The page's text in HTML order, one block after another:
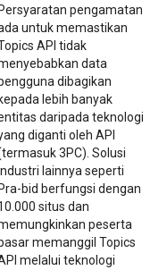
pengamatan
untuk memastikan
API tidak
data
dibagikan
lebih banyak
daripada teknologi
diganti oleh API
3PC). Solusi
lainnya seperti
bid berfungsi dengan
situs dan
peserta
memanggil Topics
melalui teknologi